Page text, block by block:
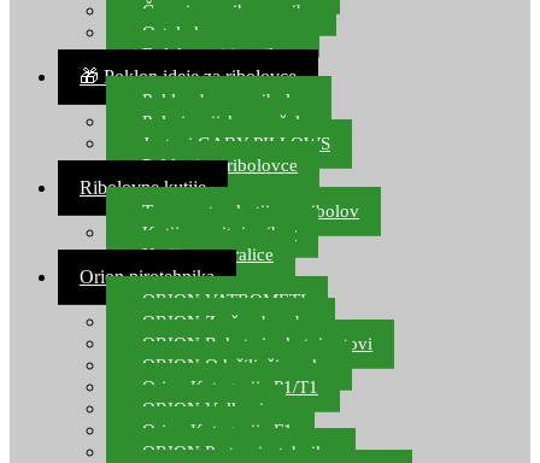
Čamci za prihranu ribe
Ostala kamp oprema
Dalekozori i optika
🎁 Poklon ideje za ribolovce
Poklon bon za ribolov
Polarizacijske naočale
Jastuci GABY PILLOWS
Pokloni za ribolovce
Ribolovne kutije
Transportne kutije za ribolov
Kutije za sitni pribor
Kutije za varalice
Orion pirotehnika
ORION VATROMETI
ORION Zračne bombe
ORION Rakete i raketni setovi
ORION Odašiljači zvuka
Orion Kategorija P1/T1
ORION Vulkani
Orion Kategorija F1
ORION Party pirotehnika